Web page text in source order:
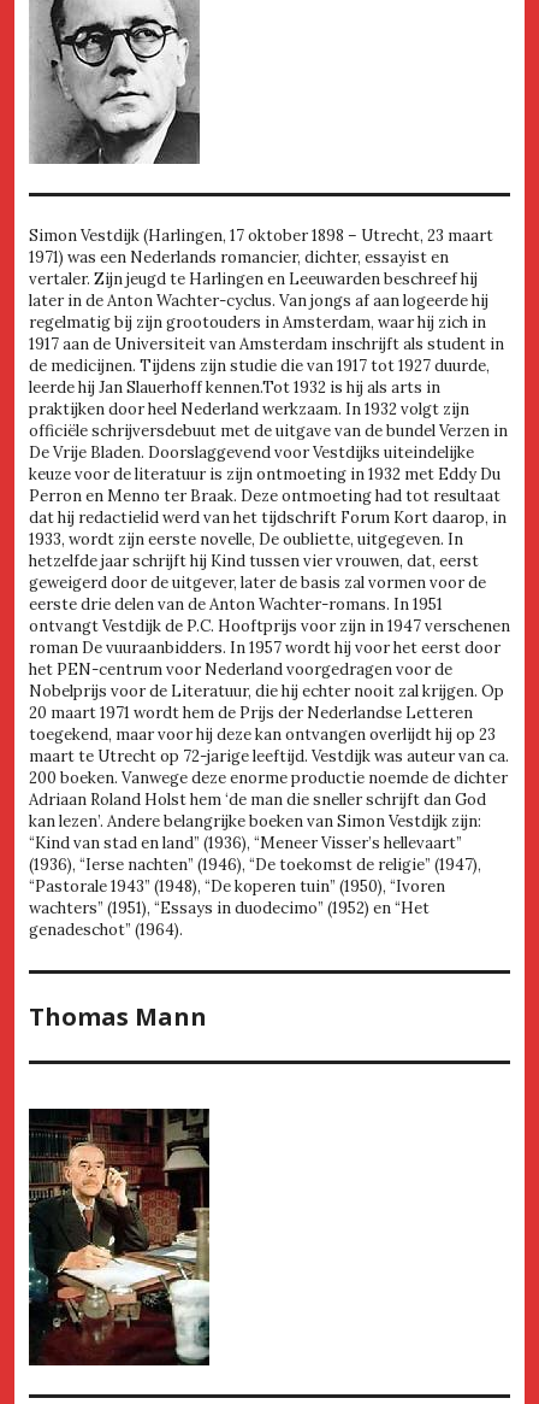
Simon Vestdijk (Harlingen, 17 oktober 1898 – Utrecht, 23 maart
1971) was een Nederlands romancier, dichter, essayist en
vertaler. Zijn jeugd te Harlingen en Leeuwarden beschreef hij
later in de Anton Wachter-cyclus. Van jongs af aan logeerde hij
regelmatig bij zijn grootouders in Amsterdam, waar hij zich in
1917 aan de Universiteit van Amsterdam inschrijft als student in
de medicijnen. Tijdens zijn studie die van 1917 tot 1927 duurde,
leerde hij Jan Slauerhoff kennen.Tot 1932 is hij als arts in
praktijken door heel Nederland werkzaam. In 1932 volgt zijn
officiële schrijversdebuut met de uitgave van de bundel Verzen in
De Vrije Bladen. Doorslaggevend voor Vestdijks uiteindelijke
keuze voor de literatuur is zijn ontmoeting in 1932 met Eddy Du
Perron en Menno ter Braak. Deze ontmoeting had tot resultaat
dat hij redactielid werd van het tijdschrift Forum Kort daarop, in
1933, wordt zijn eerste novelle, De oubliette, uitgegeven. In
hetzelfde jaar schrijft hij Kind tussen vier vrouwen, dat, eerst
geweigerd door de uitgever, later de basis zal vormen voor de
eerste drie delen van de Anton Wachter-romans. In 1951
ontvangt Vestdijk de P.C. Hooftprijs voor zijn in 1947 verschenen
roman De vuuraanbidders. In 1957 wordt hij voor het eerst door
het PEN-centrum voor Nederland voorgedragen voor de
Nobelprijs voor de Literatuur, die hij echter nooit zal krijgen. Op
20 maart 1971 wordt hem de Prijs der Nederlandse Letteren
toegekend, maar voor hij deze kan ontvangen overlijdt hij op 23
maart te Utrecht op 72-jarige leeftijd. Vestdijk was auteur van ca.
200 boeken. Vanwege deze enorme productie noemde de dichter
Adriaan Roland Holst hem ‘de man die sneller schrijft dan God
kan lezen’. Andere belangrijke boeken van Simon Vestdijk zijn:
“Kind van stad en land” (1936), “Meneer Visser’s hellevaart”
(1936), “Ierse nachten” (1946), “De toekomst de religie” (1947),
“Pastorale 1943” (1948), “De koperen tuin” (1950), “Ivoren
wachters” (1951), “Essays in duodecimo” (1952) en “Het
genadeschot” (1964).
Thomas Mann